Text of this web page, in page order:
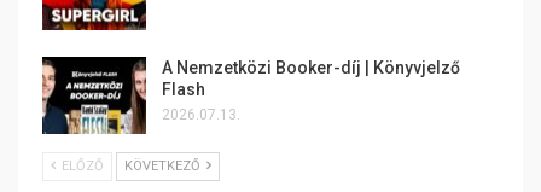
A Nemzetközi Booker-díj | Könyvjelző
Flash
2026.07.13.
ELŐZŐ KÖVETKEZŐ